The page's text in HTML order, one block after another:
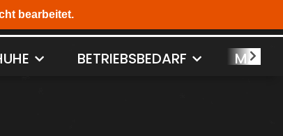
BETRIEBSBEDARF